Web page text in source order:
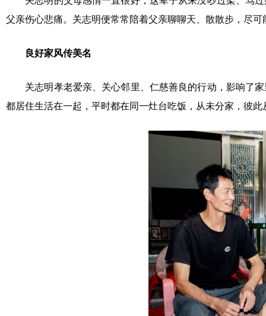
父亲伤心悲痛。关志明便常常陪着父亲聊聊天、散散步，尽
良好家风传美名
关志明孝老爱亲、关心邻里、仁慈善良的行动，影响了家
都居住生活在一起，平时都在同一灶台吃饭，从未分家，彼此